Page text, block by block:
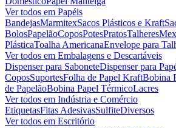
Ver todos em Papéis
BandejasMarmitexSacos Plásticos e Kraft
BolosPapelãoCoposPotesPratosTalheres
PlásticaToalha AmericanaEnvelope para
Ver todos em Embalagens e Descartáveis
Dispenser para SaboneteDispenser para
CoposSuportesFolha de Papel KraftBobina
de PapelãoBobina Papel TérmicoLacres
Ver todos em Indústria e Comércio
EtiquetasFitas AdesivasSulfiteDiversos
Ver todos em Escritório